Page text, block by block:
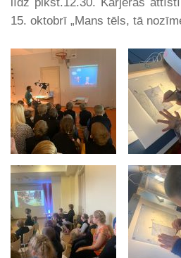
līdz plkst.12.30. Karjeras
15. oktobrī „Mans tēls, tā